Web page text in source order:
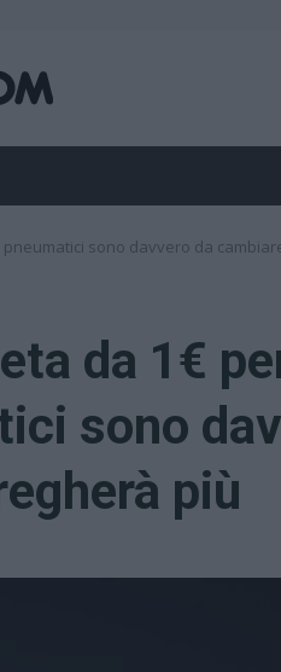
sono davvero da
da 1€
sono
più